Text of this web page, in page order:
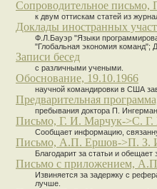
Сопроводительное
к двум оттискам статей из
Доклады иностранных
Ф.Л.Бауэр "Языки
"Глобальная экономия команд";
Записи бесед
с различными учеными.
Обоснование, 19.10.1966
научной командировки в США
Предварительная
пребывания доктора П.
Письмо, Г. И. Марчук->С. Г.
Сообщает информацию,
Письмо, А.П. Ершов->П. З.
Благодарит за статьи и
Письмо с приложением,
Извиняется за задержку с
лучше.